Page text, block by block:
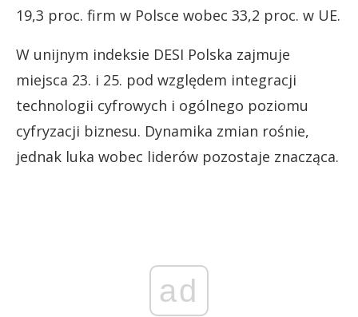
19,3 proc. firm w Polsce wobec 33,2 proc. w UE.
W unijnym indeksie DESI Polska zajmuje
miejsca 23. i 25. pod względem integracji
technologii cyfrowych i ogólnego poziomu
cyfryzacji biznesu. Dynamika zmian rośnie,
jednak luka wobec liderów pozostaje znacząca.
ad